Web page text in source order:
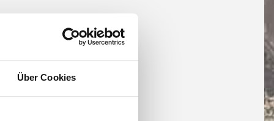
Über Cookies